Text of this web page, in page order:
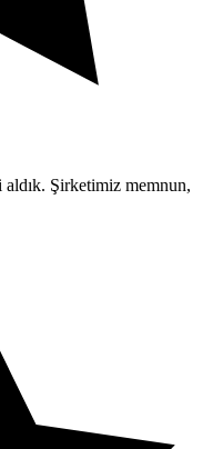
Şirketimiz memnun,